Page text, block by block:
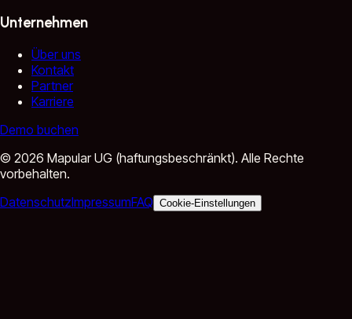
Unternehmen
Über uns
Kontakt
Partner
Karriere
Demo buchen
© 2026 Mapular UG (haftungsbeschränkt). Alle Rechte
vorbehalten.
DatenschutzImpressumFAQ Cookie-Einstellungen